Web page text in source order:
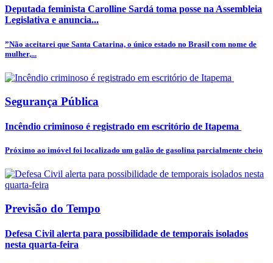
Deputada feminista Carolline Sardá toma posse na Assembleia
Legislativa e anuncia...
”Não aceitarei que Santa Catarina, o único estado no Brasil com nome de
mulher,...
Segurança Pública
Incêndio criminoso é registrado em escritório de Itapema
Próximo ao imóvel foi localizado um galão de gasolina parcialmente cheio
Previsão do Tempo
Defesa Civil alerta para possibilidade de temporais isolados
nesta quarta-feira